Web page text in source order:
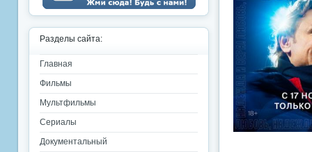
Разделы сайта:
Главная
Фильмы
Мультфильмы
Сериалы
Документальный